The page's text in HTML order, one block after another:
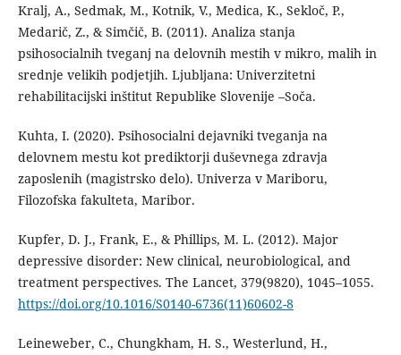
Kralj, A., Sedmak, M., Kotnik, V., Medica, K., Sekloč, P.,
Medarič, Z., & Simčič, B. (2011). Analiza stanja
psihosocialnih tveganj na delovnih mestih v mikro, malih in
srednje velikih podjetjih. Ljubljana: Univerzitetni
rehabilitacijski inštitut Republike Slovenije –Soča.
Kuhta, I. (2020). Psihosocialni dejavniki tveganja na
delovnem mestu kot prediktorji duševnega zdravja
zaposlenih (magistrsko delo). Univerza v Mariboru,
Filozofska fakulteta, Maribor.
Kupfer, D. J., Frank, E., & Phillips, M. L. (2012). Major
depressive disorder: New clinical, neurobiological, and
treatment perspectives. The Lancet, 379(9820), 1045–1055.
https://doi.org/10.1016/S0140-6736(11)60602-8
Leineweber, C., Chungkham, H. S., Westerlund, H.,